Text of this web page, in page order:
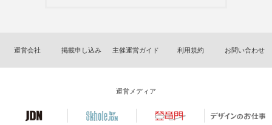
運営会社 掲載申し込み 主催運営ガイド 利用規約 お問い合わせ
運営メディア